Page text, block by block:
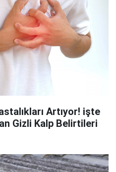
Artıyor! işte
Gizli Kalp Belirtileri